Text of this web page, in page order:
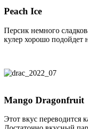
Peach Ice
Персик немного
кулер хорошо подойдет
Mango Dragonfruit
Этот вкус переводится